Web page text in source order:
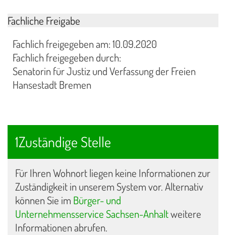
Fachliche Freigabe
Fachlich freigegeben am: 10.09.2020
Fachlich freigegeben durch:
Senatorin für Justiz und Verfassung der Freien
Hansestadt Bremen
1Zuständige Stelle
Für Ihren Wohnort liegen keine Informationen zur
Zuständigkeit in unserem System vor. Alternativ
können Sie im Bürger- und
Unternehmensservice Sachsen-Anhaltweitere
Informationen abrufen.